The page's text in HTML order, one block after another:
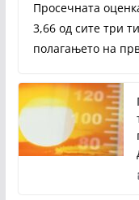
Просечната
3,66 од сите три
полагањето на